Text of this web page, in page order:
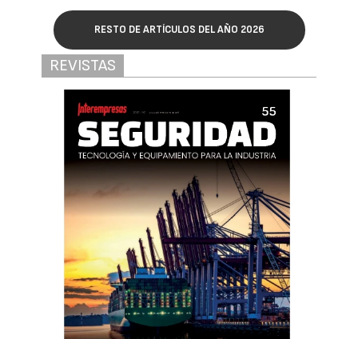
RESTO DE ARTÍCULOS DEL AÑO 2026
REVISTAS